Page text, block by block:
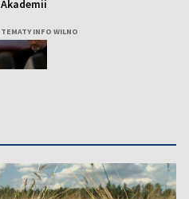
Akademii
TEMATY INFO WILNO